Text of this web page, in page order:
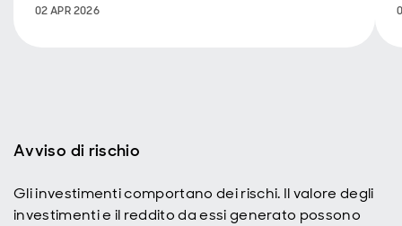
02 APR 2026
Avviso di rischio
Gli investimenti comportano dei rischi. Il valore degli
investimenti e il reddito da essi generato possono